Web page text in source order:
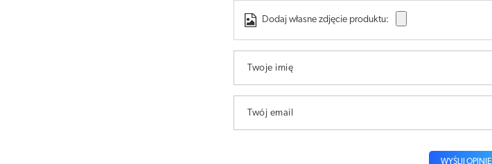
Dodaj własne zdjęcie produktu:
Twoje imię
Twój email
WYŚLIJ OPINIĘ